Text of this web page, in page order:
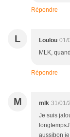
Répondre
L Loulou 01/
MLK,
Répondre
M mlk 31/01/
Je suis
aussibon